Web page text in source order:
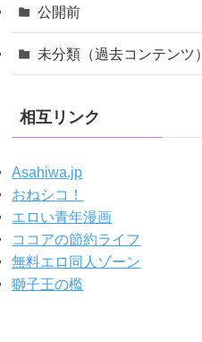
公開前
未分類（過去コンテンツ）
相互リンク
Asahiwa.jp
おねシコ！
エロい青年漫画
ココアの節約ライフ
無料エロ同人ゾーン
獅子王の檻